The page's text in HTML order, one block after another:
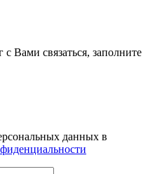
Вами связаться, заполните
данных в